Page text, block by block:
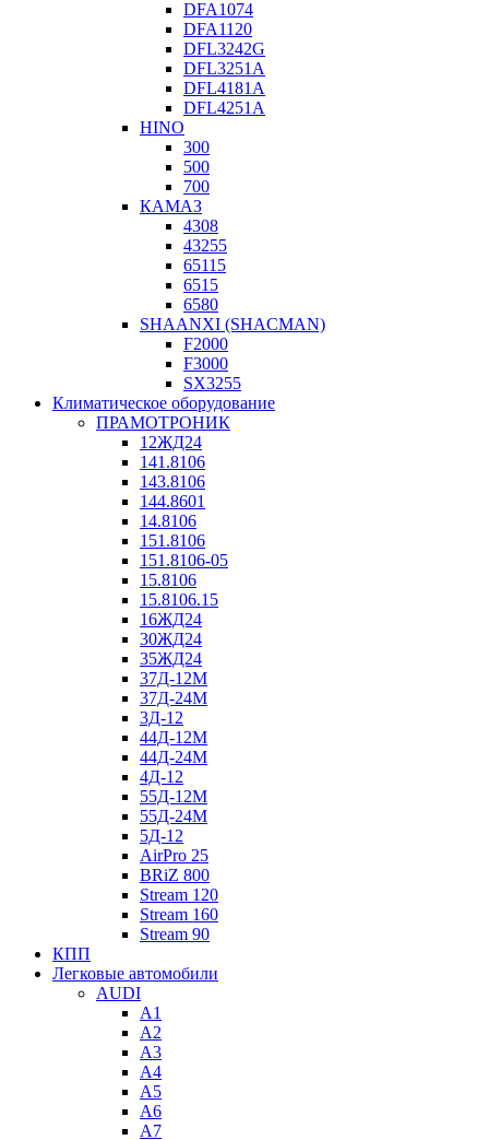
DFA1074
DFA1120
DFL3242G
DFL3251A
DFL4181A
DFL4251A
HINO
300
500
700
КАМАЗ
4308
43255
65115
6515
6580
SHAANXI (SHACMAN)
F2000
F3000
SX3255
Климатическое оборудование
ПРАМОТРОНИК
12ЖД24
141.8106
143.8106
144.8601
14.8106
151.8106
151.8106-05
15.8106
15.8106.15
16ЖД24
30ЖД24
35ЖД24
37Д-12М
37Д-24М
3Д-12
44Д-12М
44Д-24М
4Д-12
55Д-12М
55Д-24М
5Д-12
AirPro 25
BRiZ 800
Stream 120
Stream 160
Stream 90
КПП
Легковые автомобили
AUDI
A1
A2
A3
A4
A5
A6
A7